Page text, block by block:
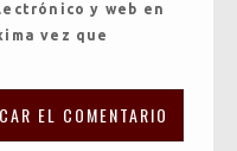
y web en
vez que